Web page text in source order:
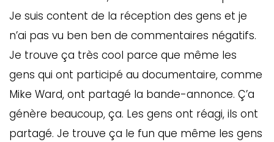
Je suis content de la réception des gens et je
n’ai pas vu ben ben de commentaires négatifs.
Je trouve ça très cool parce que même les
gens qui ont participé au documentaire, comme
Mike Ward, ont partagé la bande-annonce. Ç’a
génère beaucoup, ça. Les gens ont réagi, ils ont
partagé. Je trouve ça le fun que même les gens